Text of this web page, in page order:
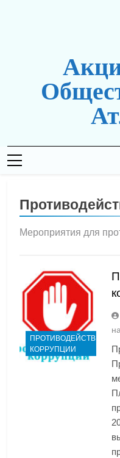
Мероприятия для
ПРОТИВОДЕЙСТВИЕ
КОРРУПЦИИ